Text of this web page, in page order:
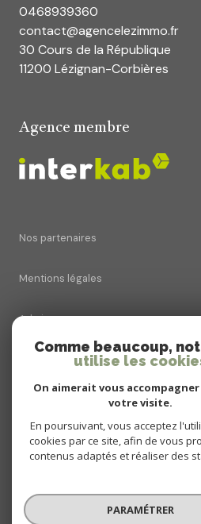
0468939360
contact@agencelezimmo.fr
30 Cours de la République
11200 Lézignan-Corbières
Agence membre
Nos partenaires
Mentions légales
Admin
Nos honoraires
Cookies
© 2026 | Tous droits réservés
Comme beaucoup,
utilise les
On aimerait vous
votre visite.
En poursuivant, vous acceptez
cookies par ce site, afin de vous
contenus adaptés et réaliser des
PARAMÉTRER